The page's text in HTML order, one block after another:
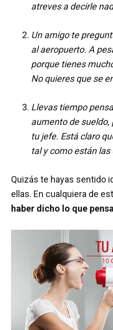
atreves a decirle
Un amigo te
al aeropuerto. A
porque tienes
No quieres que se
Llevas tiempo
aumento de sueldo,
tu jefe. Está claro
tal y como están las
Quizás te hayas sentido
ellas. En cualquiera de
haber dicho lo que